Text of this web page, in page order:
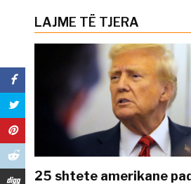
LAJME TË TJERA
25 shtete amerikane